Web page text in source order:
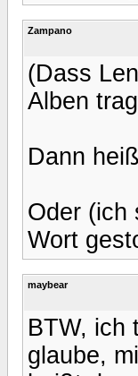
Zampano
(Dass
Alben
Dann
Oder (ich
Wort
maybear
BTW, ich
glaube,